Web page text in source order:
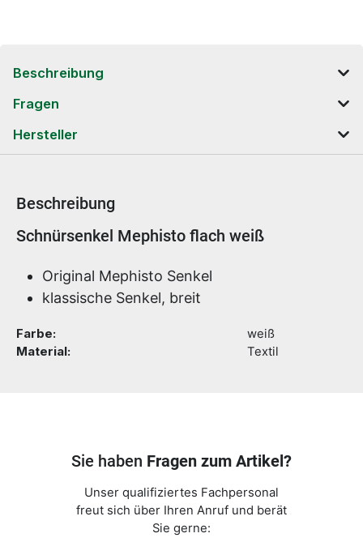
Beschreibung
Fragen
Hersteller
Beschreibung
Produktinformationen
Schnürsenkel Mephisto flach weiß
Original Mephisto Senkel
klassische Senkel, breit
Farbe:
weiß
Material:
Textil
Sie haben Fragen zum Artikel?
Unser qualifiziertes Fachpersonal
freut sich über Ihren Anruf und berät
Sie gerne: